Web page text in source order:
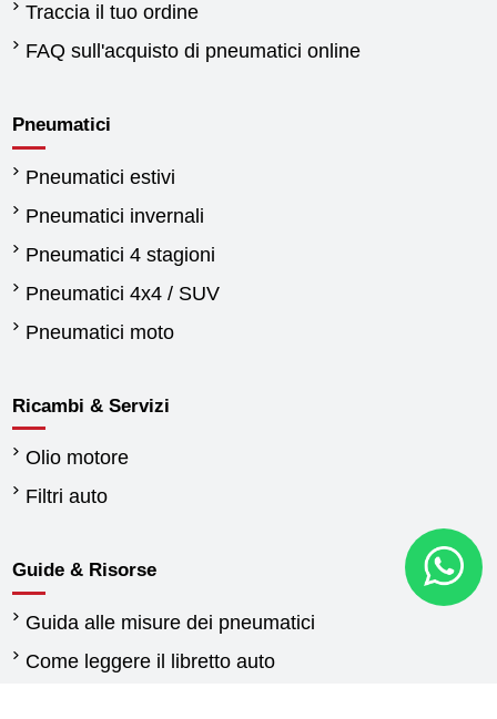
Traccia il tuo ordine
FAQ sull'acquisto di pneumatici online
Pneumatici
Pneumatici estivi
Pneumatici invernali
Pneumatici 4 stagioni
Pneumatici 4x4 / SUV
Pneumatici moto
Ricambi & Servizi
Olio motore
Filtri auto
Guide & Risorse
Guida alle misure dei pneumatici
Come leggere il libretto auto